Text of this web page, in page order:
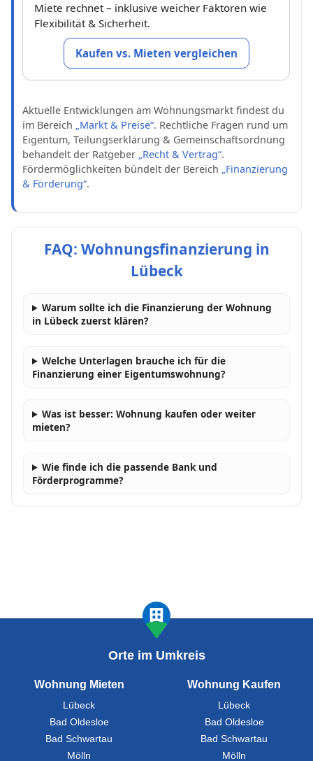
Miete rechnet – inklusive weicher Faktoren wie
Flexibilität & Sicherheit.
Kaufen vs. Mieten vergleichen
Aktuelle Entwicklungen am Wohnungsmarkt findest du
im Bereich
„Markt & Preise“. Rechtliche Fragen rund um
Eigentum, Teilungserklärung & Gemeinschaftsordnung
behandelt der Ratgeber „Recht & Vertrag“.
Fördermöglichkeiten bündelt der Bereich
„Finanzierung
& Förderung“.
FAQ: Wohnungsfinanzierung in
Lübeck
Warum sollte ich die Finanzierung der Wohnung
in Lübeck zuerst klären?
Welche Unterlagen brauche ich für die
Finanzierung einer Eigentumswohnung?
Was ist besser: Wohnung kaufen oder weiter
mieten?
Wie finde ich die passende Bank und
Förderprogramme?
Orte im Umkreis
Wohnung Mieten
Lübeck
Bad Oldesloe
Bad Schwartau
Mölln
Wohnung Kaufen
Lübeck
Bad Oldesloe
Bad Schwartau
Mölln